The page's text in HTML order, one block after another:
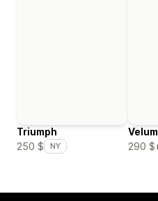
Triumph
250 $
NY
Velum
290 $